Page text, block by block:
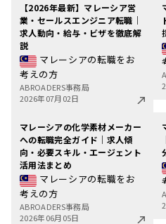
【2026年最新】マレーシア営
業・セールスエンジニア転職｜
求人動向・給与・ビザを徹底解
説
マレーシアの転職をお
考えの方
ABROADERS事務局
2026年07月02日
マレーシアの化学素材メーカー
への転職完全ガイド｜求人傾
向・必要スキル・エージェント
活用法まとめ
マレーシアの転職をお
考えの方
ABROADERS事務局
2026年06月05日